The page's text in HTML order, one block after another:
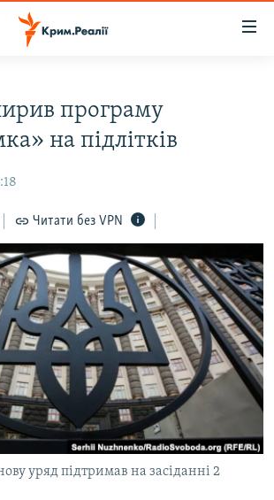
КРИМУ
програму
на підлітків
Читати без VPN
уряд підтримав на засіданні 2